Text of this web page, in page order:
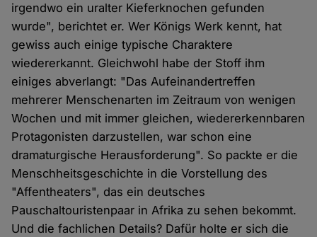
irgendwo ein uralter Kieferknochen gefunden
wurde", berichtet er. Wer Königs Werk kennt, hat
gewiss auch einige typische Charaktere
wiedererkannt. Gleichwohl habe der Stoff ihm
einiges abverlangt: "Das Aufeinandertreffen
mehrerer Menschenarten im Zeitraum von wenigen
Wochen und mit immer gleichen, wiedererkennbaren
Protagonisten darzustellen, war schon eine
dramaturgische Herausforderung". So packte er die
Menschheitsgeschichte in die Vorstellung des
"Affentheaters", das ein deutsches
Pauschaltouristenpaar in Afrika zu sehen bekommt.
Und die fachlichen Details? Dafür holte er sich die